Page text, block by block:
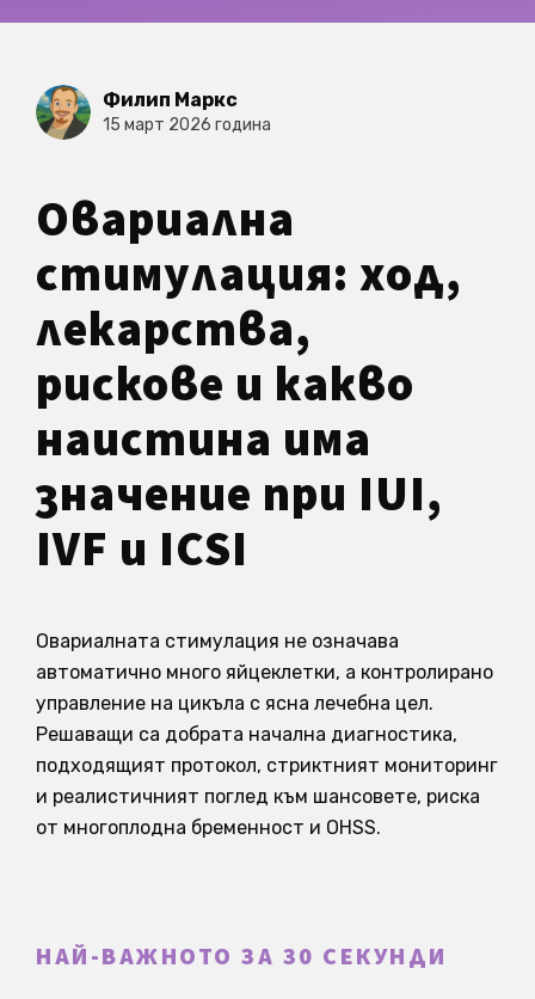
Филип Маркс
15 март 2026 година
Овариална
стимулация: ход,
лекарства,
рискове и какво
наистина има
значение при IUI,
IVF и ICSI
Овариалната стимулация не означава
автоматично много яйцеклетки, а контролирано
управление на цикъла с ясна лечебна цел.
Решаващи са добрата начална диагностика,
подходящият протокол, стриктният мониторинг
и реалистичният поглед към шансовете, риска
от многоплодна бременност и OHSS.
НАЙ-ВАЖНОТО ЗА 30 СЕКУНДИ